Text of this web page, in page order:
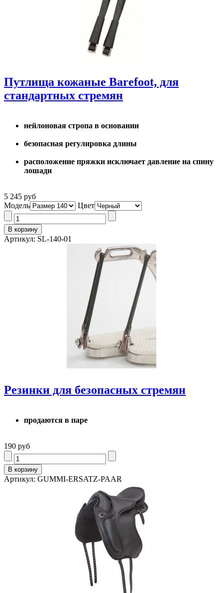
Путлища кожаные Barefoot, для
стандартных стремян
нейлоновая стропа в основании
безопасная регулировка длины
расположение пряжки исключает давление на спину
лошади
5 245 руб
Модель
Цвет
Артикул: SL-140-01
Резинки для безопасных стремян
продаются в паре
190 руб
Артикул: GUMMI-ERSATZ-PAAR